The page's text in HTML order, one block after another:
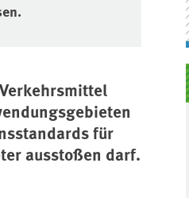
für
ausstoßen darf.